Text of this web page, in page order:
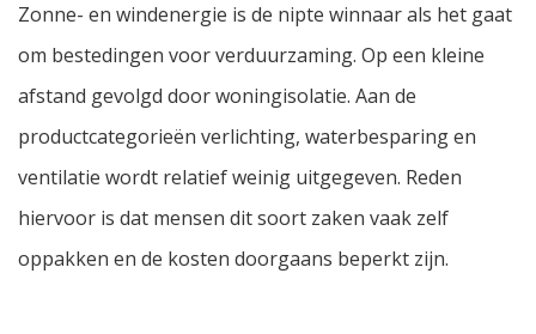
Zonne- en windenergie is de nipte winnaar als het gaat
om bestedingen voor verduurzaming. Op een kleine
afstand gevolgd door woningisolatie. Aan de
productcategorieën verlichting, waterbesparing en
ventilatie wordt relatief weinig uitgegeven. Reden
hiervoor is dat mensen dit soort zaken vaak zelf
oppakken en de kosten doorgaans beperkt zijn.